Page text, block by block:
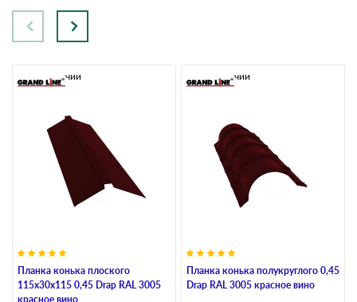
Планка конька плоского
115х30х115 0,45 Drap RAL 3005
красное вино
В наличии
Планка конька полукруглого 0,45
Drap RAL 3005 красное вино
В наличии